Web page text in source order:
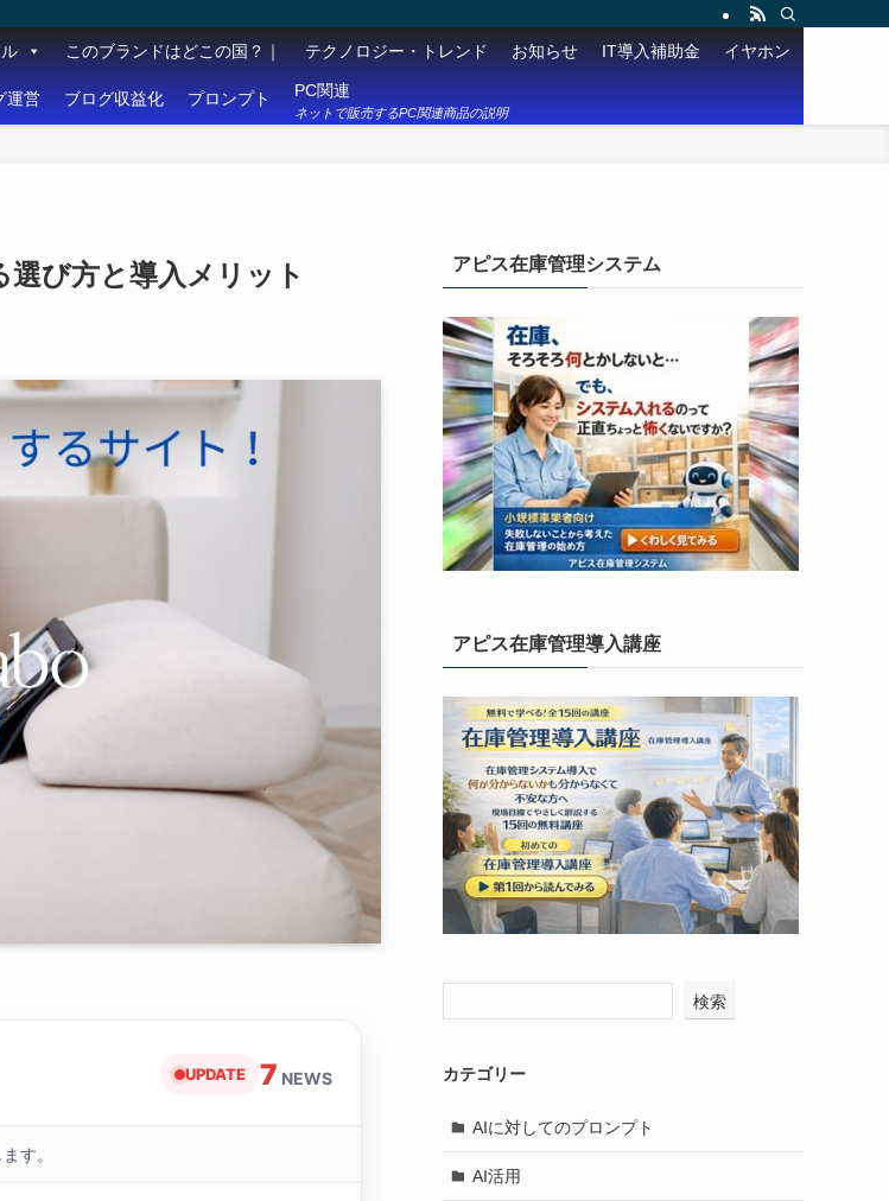
このブランドはどこの国？｜ テクノロジー・トレンド お知らせ IT導入補助金 イヤホン
運営 ブログ収益化 プロンプト PC関連
ネットで販売するPC関連商品の説明
選び方と導入メリット
UPDATE 7 NEWS
す。
アピス在庫管理システム
アピス在庫管理導入講座
検索
カテゴリー
AIに対してのプロンプト
AI活用